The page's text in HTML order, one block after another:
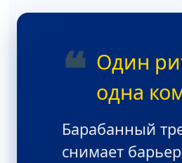
❝ Один
одна
Барабанный
снимает